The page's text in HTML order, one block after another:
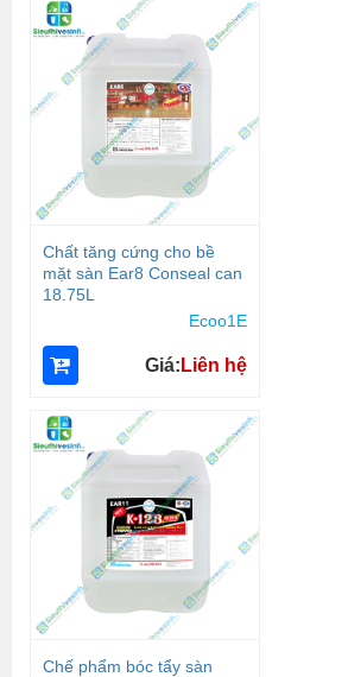
Chất tăng cứng cho bề
mặt sàn Ear8 Conseal can
18.75L
Ecoo1E
Giá: Liên hệ
Chế phẩm bóc tẩy sàn